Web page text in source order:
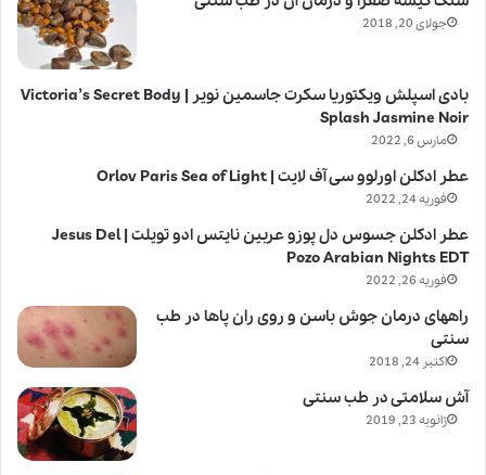
جولای 20, 2018
بادی اسپلش ویکتوریا سکرت جاسمین نویر | Victoria’s Secret Body
Splash Jasmine Noir
مارس 6, 2022
عطر ادکلن اورلوو سی آف لایت | Orlov Paris Sea of Light
فوریه 24, 2022
عطر ادکلن جسوس دل پوزو عربین نایتس ادو تویلت | Jesus Del
Pozo Arabian Nights EDT
فوریه 26, 2022
راههای درمان جوش باسن و روی ران پاها در طب
سنتی
اکتبر 24, 2018
آش سلامتی در طب سنتی
ژانویه 23, 2019